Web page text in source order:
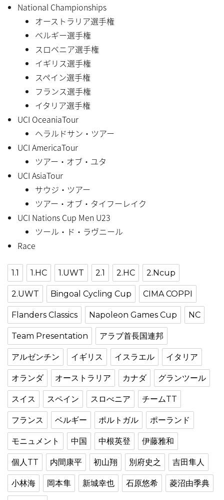
National Championships
オーストラリア選手権
ベルギー選手権
スロベニア選手権
イギリス選手権
スペイン選手権
フランス選手権
イタリア選手権
UCI OceaniaTour
ヘラルドサン・ツアー
UCI AmericaTour
ツアー・オブ・ユタ
UCI AsiaTour
サウジ・ツアー
ツアー・オブ・タイフーレイク
UCI Nations Cup Men U23
ツール・ド・ラヴニール
Race
1.1 1.HC 1.UWT 2.1 2.HC 2.Ncup
2.UWT Bingoal Cycling Cup CIMA COPPI
Flanders Classics Napoleon Games Cup NC
Team Presentation アラブ首長国連邦
アルゼンチン イギリス イスラエル イタリア
オランダ オーストラリア カナダ グランツール
スイス スペイン スロべニア チームTT
フランス ベルギー ポルトガル ポーランド
モニュメント 中国 中根英登 伊藤雅和
個人TT 内間康平 初山翔 別府史之 吉田隼人
小林海 岡本隼 新城幸也 石原悠希 菱沼由季典